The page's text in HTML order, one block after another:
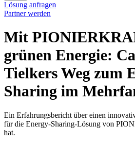
Lösung anfragen
Partner werden
Mit
grünen Energie:
Tielkers Weg zum
Sharing im
Ein Erfahrungsbericht über einen
für die Energy-Sharing-Lösung von
hat.